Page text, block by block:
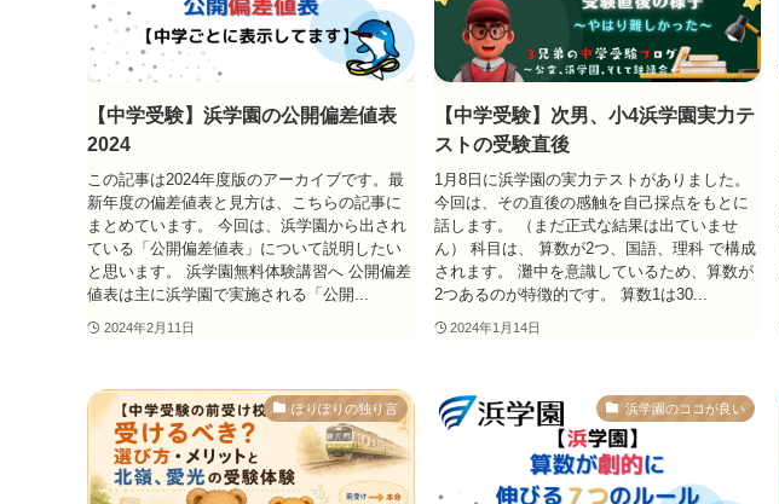
【中学受験】浜学園の公開偏差値表
2024
この記事は2024年度版のアーカイブです。最
新年度の偏差値表と見方は、こちらの記事に
まとめています。 今回は、浜学園から出され
ている「公開偏差値表」について説明したい
と思います。 浜学園無料体験講習へ 公開偏差
値表は主に浜学園で実施される「公開...
2024年2月11日
【中学受験】次男、小4浜学園実力テ
ストの受験直後
1月8日に浜学園の実力テストがありました。
今回は、その直後の感触を自己採点をもとに
話します。 （まだ正式な結果は出ていませ
ん） 科目は、 算数が2つ、国語、理科 で構成
されます。 灘中を意識しているため、算数が
2つあるのが特徴的です。 算数1は30...
2024年1月14日
ぽりぽりの独り言 浜学園のココが良い